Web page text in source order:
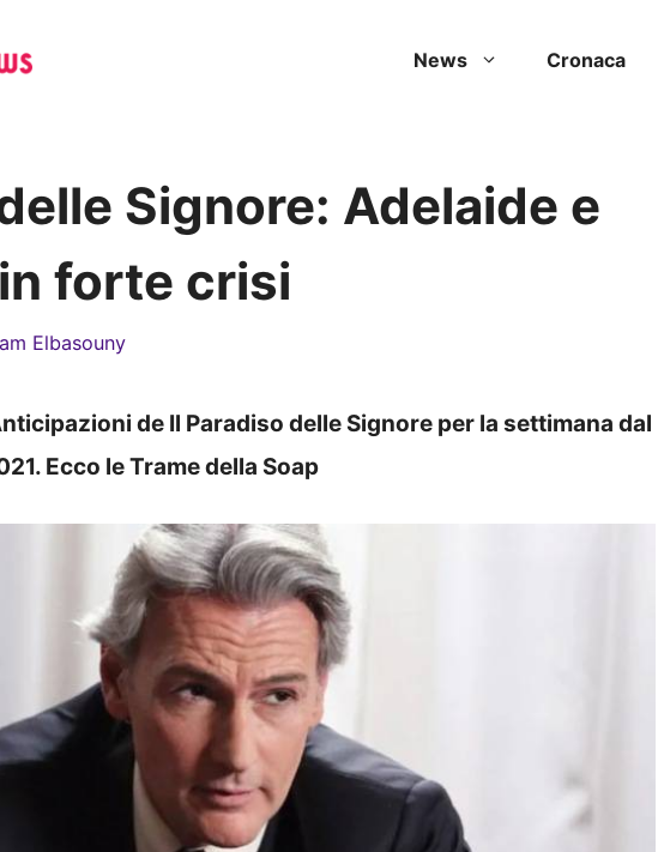
News Cronaca
Signore: Adelaide e
forte crisi
Elbasouny
de Il Paradiso delle Signore per la settimana dal
Ecco le Trame della Soap